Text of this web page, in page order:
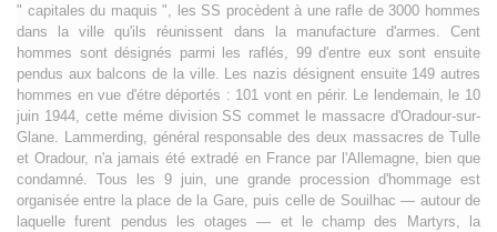
" capitales du maquis ", les SS procèdent à une rafle de 3000 hommes
dans la ville qu'ils réunissent dans la manufacture d'armes. Cent
hommes sont désignés parmi les raflés, 99 d'entre eux sont ensuite
pendus aux balcons de la ville. Les nazis désignent ensuite 149 autres
hommes en vue d'étre déportés : 101 vont en périr. Le lendemain, le 10
juin 1944, cette méme division SS commet le massacre d'Oradour-sur-
Glane. Lammerding, général responsable des deux massacres de Tulle
et Oradour, n'a jamais été extradé en France par l'Allemagne, bien que
condamné. Tous les 9 juin, une grande procession d'hommage est
organisée entre la place de la Gare, puis celle de Souilhac — autour de
laquelle furent pendus les otages — et le champ des Martyrs, la